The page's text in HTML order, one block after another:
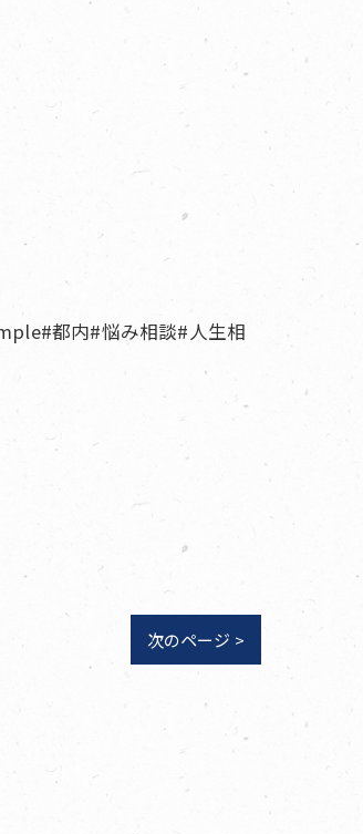
都内#悩み相談#人生相
次のページ >